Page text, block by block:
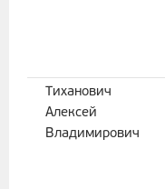
Тиханович
Алексей
Владимирович